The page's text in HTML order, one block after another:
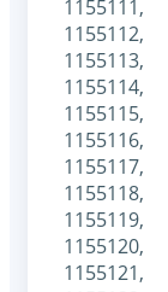
1155111,
1155112,
1155113,
1155114,
1155115,
1155116,
1155117,
1155118,
1155119,
1155120,
1155121,